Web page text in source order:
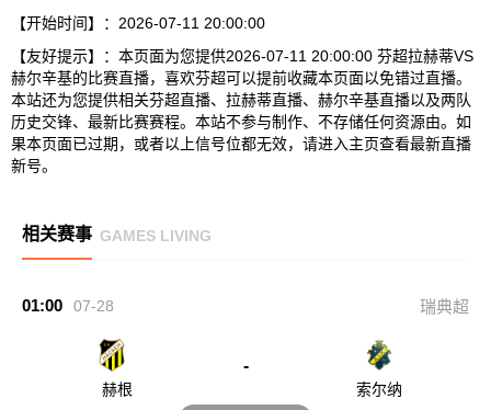
【开始时间】：2026-07-11 20:00:00
【友好提示】：本页面为您提供2026-07-11 20:00:00 芬超拉赫蒂VS
赫尔辛基的比赛直播，喜欢芬超可以提前收藏本页面以免错过直播。
本站还为您提供相关芬超直播、拉赫蒂直播、赫尔辛基直播以及两队
历史交锋、最新比赛赛程。本站不参与制作、不存储任何资源由。如
果本页面已过期，或者以上信号位都无效，请进入主页查看最新直播
新号。
相关赛事 GAMES LIVING
01:00 07-28 瑞典超
赫根
-
索尔纳